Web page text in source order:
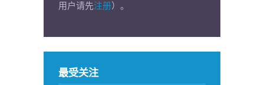
用户请先注册）。
最受关注